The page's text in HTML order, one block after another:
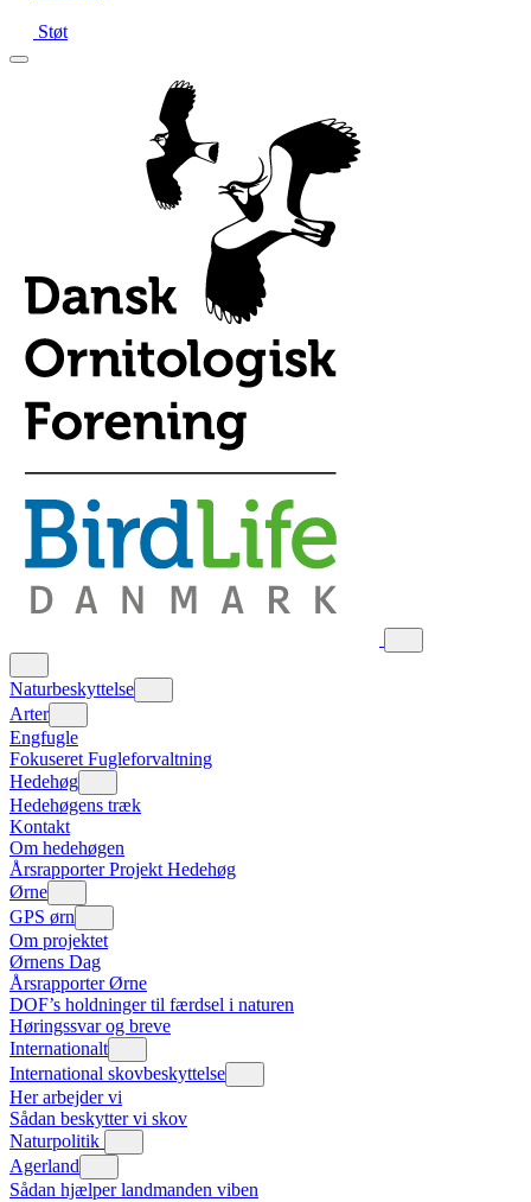
Støt
Naturbeskyttelse
Arter
Engfugle
Fokuseret Fugleforvaltning
Hedehøg
Hedehøgens træk
Kontakt
Om hedehøgen
Årsrapporter Projekt Hedehøg
Ørne
GPS ørn
Om projektet
Ørnens Dag
Årsrapporter Ørne
DOF’s holdninger til færdsel i naturen
Høringssvar og breve
Internationalt
International skovbeskyttelse
Her arbejder vi
Sådan beskytter vi skov
Naturpolitik
Agerland
Sådan hjælper landmanden viben